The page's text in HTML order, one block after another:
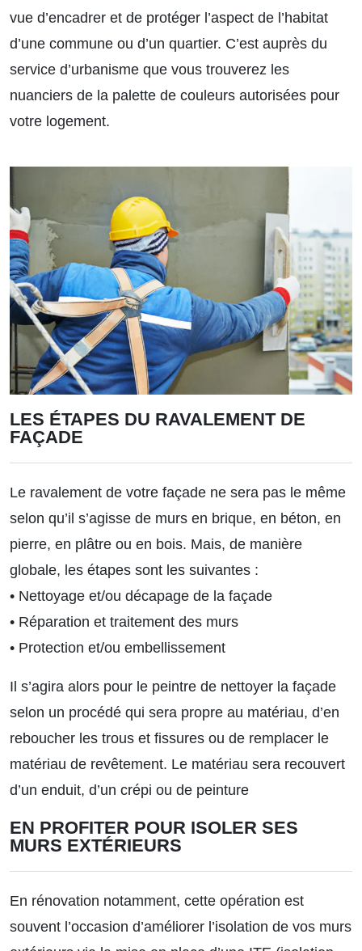
vue d’encadrer et de protéger l’aspect de l’habitat
d’une commune ou d’un quartier. C’est auprès du
service d’urbanisme que vous trouverez les
nuanciers de la palette de couleurs autorisées pour
votre logement.
LES ÉTAPES DU RAVALEMENT DE
FAÇADE
Le ravalement de votre façade ne sera pas le même
selon qu’il s’agisse de murs en brique, en béton, en
pierre, en plâtre ou en bois. Mais, de manière
globale, les étapes sont les suivantes :
• Nettoyage et/ou décapage de la façade
• Réparation et traitement des murs
• Protection et/ou embellissement
Il s’agira alors pour le peintre de nettoyer la façade
selon un procédé qui sera propre au matériau, d’en
reboucher les trous et fissures ou de remplacer le
matériau de revêtement. Le matériau sera recouvert
d’un enduit, d’un crépi ou de peinture
EN PROFITER POUR ISOLER SES
MURS EXTÉRIEURS
En rénovation notamment, cette opération est
souvent l’occasion d’améliorer l’isolation de vos murs